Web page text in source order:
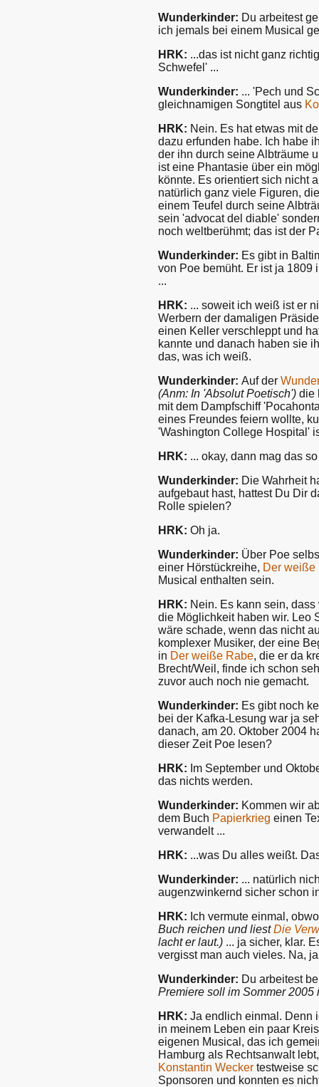
Wunderkinder: Du arbeitest
ich jemals bei einem Musical
HRK: ...das ist nicht ganz
Schwefel' ...
Wunderkinder: ... 'Pech und
gleichnamigen Songtitel aus
HRK: Nein. Es hat etwas mit
dazu erfunden habe. Ich habe
der ihn durch seine Albträume
ist eine Phantasie über ein
könnte. Es orientiert sich nicht
natürlich ganz viele Figuren,
einem Teufel durch seine
sein 'advocat del diable'
noch weltberühmt; das ist der
Wunderkinder: Es gibt in
von Poe bemüht. Er ist ja 1809
...
HRK: ... soweit ich weiß ist er
Werbern der damaligen
einen Keller verschleppt und
kannte und danach haben sie
das, was ich weiß.
Wunderkinder: Auf der
(Anm: In 'Absolut Poetisch') die
mit dem Dampfschiff
eines Freundes feiern wollte,
'Washington College Hospital'
HRK: ... okay, dann mag das
Wunderkinder: Die Wahrheit
aufgebaut hast, hattest Du Dir
Rolle spielen?
HRK: Oh ja.
Wunderkinder: Über Poe
einer Hörstückreihe, Der weiße
Musical enthalten sein.
HRK: Nein. Es kann sein,
die Möglichkeit haben wir. Leo
wäre schade, wenn das nicht
komplexer Musiker, der eine
in Der weiße Rabe, die er da
Brecht/Weil, finde ich schon
zuvor auch noch nie gemacht.
Wunderkinder: Es gibt noch
bei der Kafka-Lesung war ja
danach, am 20. Oktober 2004
dieser Zeit Poe lesen?
HRK: Im September und
das nichts werden.
Wunderkinder: Kommen wir
dem Buch Papierkrieg einen
verwandelt ...
HRK: ...was Du alles weißt.
Wunderkinder: ... natürlich
augenzwinkernd sicher schon
HRK: Ich vermute einmal,
Buch reichen und liestDie
lacht er laut.) ... ja sicher, klar.
vergisst man auch vieles. Na,
Wunderkinder: Du arbeitest
Premiere soll im Sommer 2005
HRK: Ja endlich einmal. Denn
in meinem Leben ein paar
eigenen Musical, das ich
Hamburg als Rechtsanwalt
Konstantin Wecker testweise
Sponsoren und konnten es